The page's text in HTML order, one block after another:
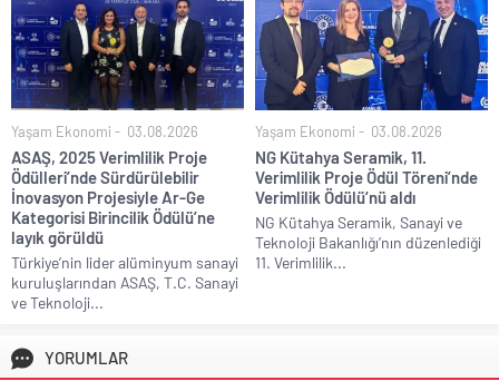
Yaşam Ekonomi 03.08.2026
ASAŞ, 2025 Verimlilik Proje
Ödülleri’nde Sürdürülebilir
İnovasyon Projesiyle Ar-Ge
Kategorisi Birincilik Ödülü’ne
layık görüldü
Türkiye’nin lider alüminyum sanayi
kuruluşlarından ASAŞ, T.C. Sanayi
ve Teknoloji...
Yaşam Ekonomi 03.08.2026
NG Kütahya Seramik, 11.
Verimlilik Proje Ödül Töreni’nde
Verimlilik Ödülü’nü aldı
NG Kütahya Seramik, Sanayi ve
Teknoloji Bakanlığı’nın düzenlediği
11. Verimlilik...
YORUMLAR